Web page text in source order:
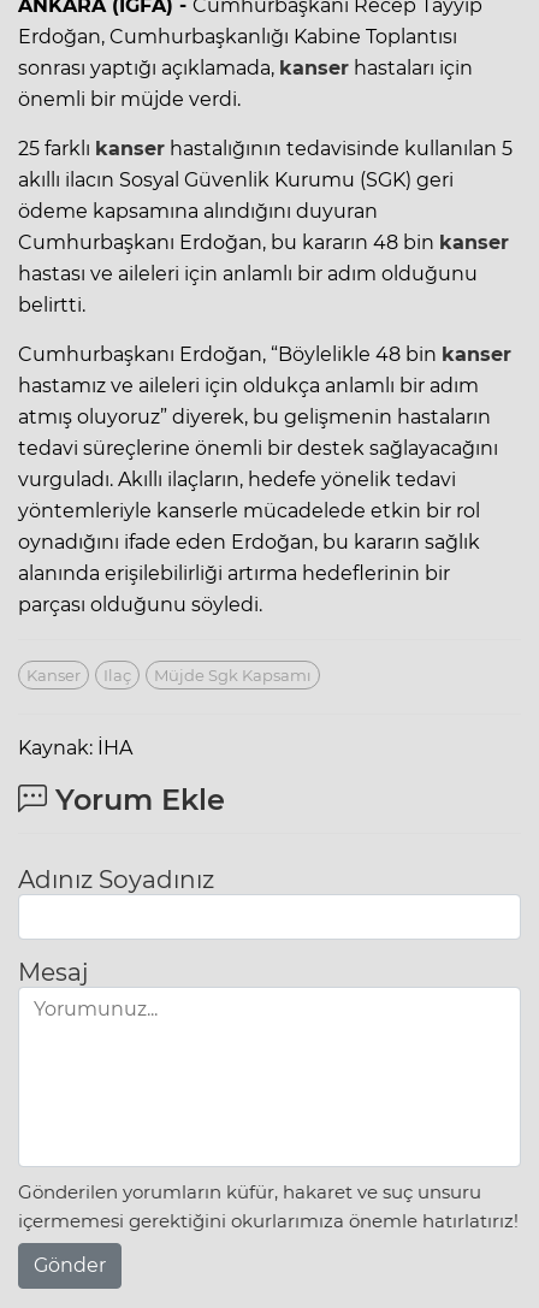
ANKARA (İGFA) - Cumhurbaşkanı Recep Tayyip
Erdoğan, Cumhurbaşkanlığı Kabine Toplantısı
sonrası yaptığı açıklamada, kanser hastaları için
önemli bir müjde verdi.
25 farklı kanser hastalığının tedavisinde kullanılan 5
akıllı ilacın Sosyal Güvenlik Kurumu (SGK) geri
ödeme kapsamına alındığını duyuran
Cumhurbaşkanı Erdoğan, bu kararın 48 bin kanser
hastası ve aileleri için anlamlı bir adım olduğunu
belirtti.
Cumhurbaşkanı Erdoğan, “Böylelikle 48 bin kanser
hastamız ve aileleri için oldukça anlamlı bir adım
atmış oluyoruz” diyerek, bu gelişmenin hastaların
tedavi süreçlerine önemli bir destek sağlayacağını
vurguladı. Akıllı ilaçların, hedefe yönelik tedavi
yöntemleriyle kanserle mücadelede etkin bir rol
oynadığını ifade eden Erdoğan, bu kararın sağlık
alanında erişilebilirliği artırma hedeflerinin bir
parçası olduğunu söyledi.
Kanser Ilaç Müjde Sgk Kapsamı
Kaynak: İHA
Yorum Ekle
Adınız Soyadınız
Mesaj
Gönderilen yorumların küfür, hakaret ve suç unsuru
içermemesi gerektiğini okurlarımıza önemle hatırlatırız!
Gönder